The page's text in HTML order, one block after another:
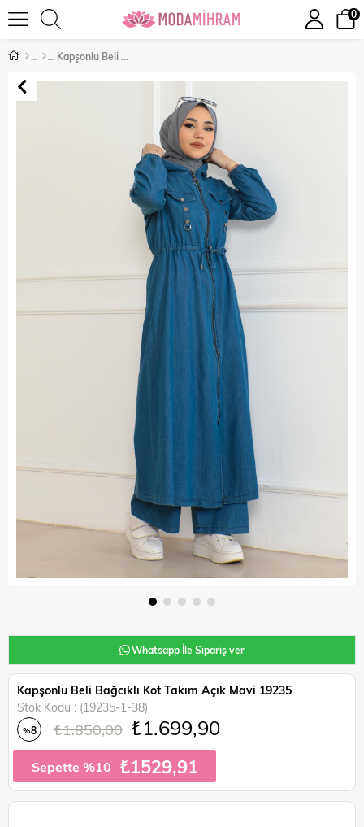
0
Kapşonlu Beli Bağcıklı Kot Takım Açık Mavi 19235
Whatsapp İle Sipariş ver
Kapşonlu Beli Bağcıklı Kot Takım Açık Mavi 19235
Stok Kodu
(19235-1-38)
%8 ₺1.850,00 ₺1.699,90
Sepette %10 ₺1529,91